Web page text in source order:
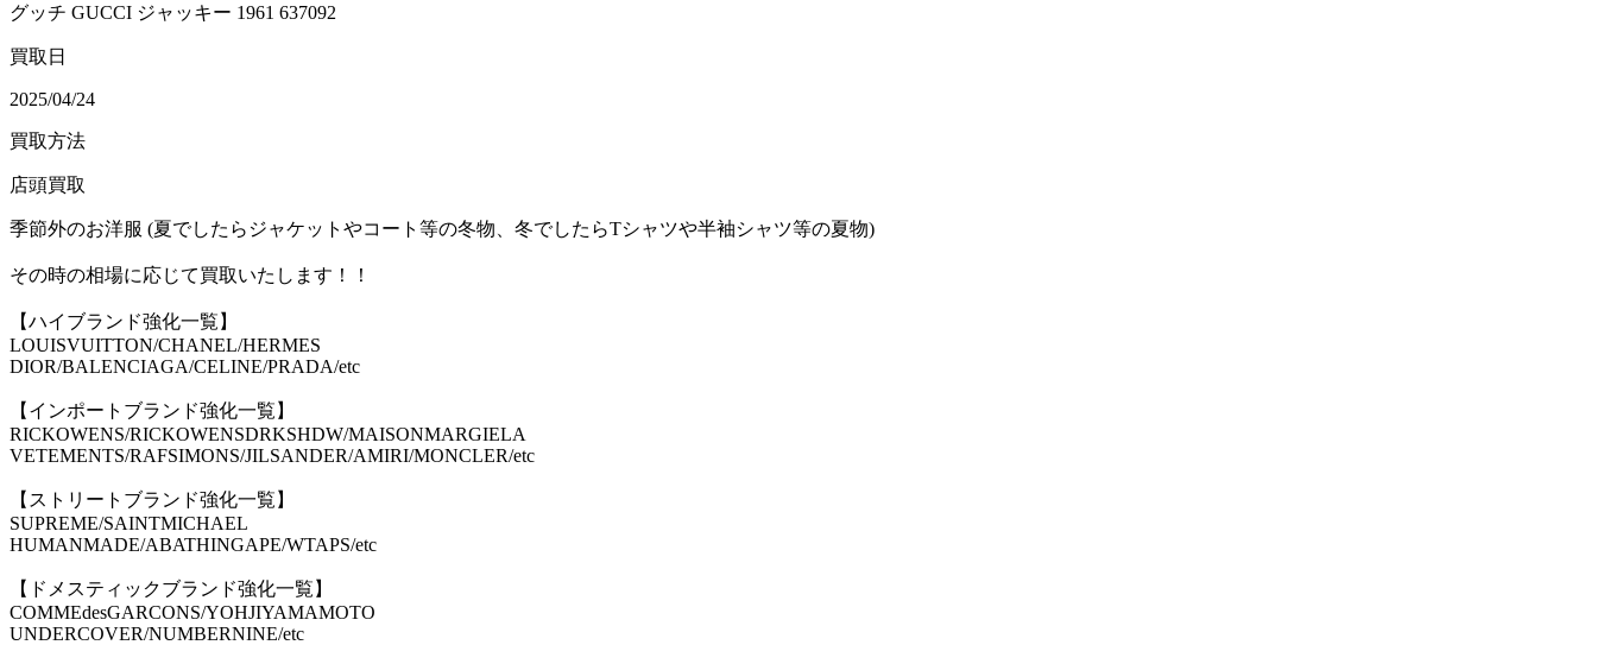
グッチ GUCCI ジャッキー 1961 637092
買取日
2025/04/24
買取方法
店頭買取
季節外のお洋服 (夏でしたらジャケットやコート等の冬物、冬でしたらTシャツや半袖シャツ等の夏物)
その時の相場に応じて買取いたします！！
【ハイブランド強化一覧】
LOUISVUITTON/CHANEL/HERMES
DIOR/BALENCIAGA/CELINE/PRADA/etc
【インポートブランド強化一覧】
RICKOWENS/RICKOWENSDRKSHDW/MAISONMARGIELA
VETEMENTS/RAFSIMONS/JILSANDER/AMIRI/MONCLER/etc
【ストリートブランド強化一覧】
SUPREME/SAINTMICHAEL
HUMANMADE/ABATHINGAPE/WTAPS/etc
【ドメスティックブランド強化一覧】
COMMEdesGARCONS/YOHJIYAMAMOTO
UNDERCOVER/NUMBERNINE/etc